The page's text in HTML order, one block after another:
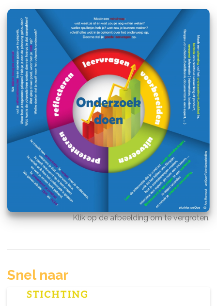
Klik op de afbeelding om te vergroten.
Snel naar